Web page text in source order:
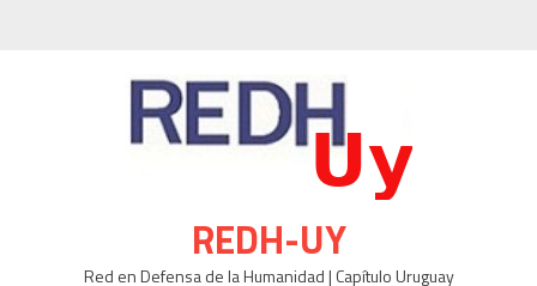
REDH-UY
Red en Defensa de la Humanidad | Capítulo Uruguay